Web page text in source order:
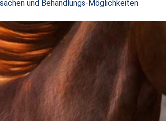
und Behandlungs-Möglichkeiten